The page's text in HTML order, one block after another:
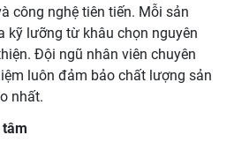
công nghệ tiên tiến. Mỗi sản
kỹ lưỡng từ khâu chọn nguyên
Đội ngũ nhân viên chuyên
luôn đảm bảo chất lượng sản
nhất.
tâm